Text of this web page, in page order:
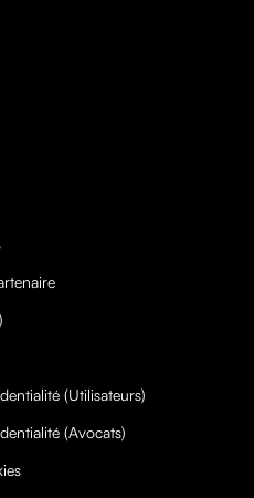
(Utilisateurs)
(Avocats)